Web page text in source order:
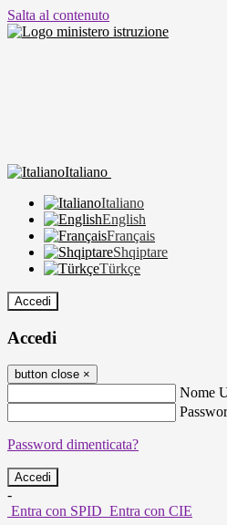
Salta al contenuto
Italiano
Italiano
English
Français
Shqiptare
Türkçe
Accedi
Accedi
button close ×
Nome
Password dimenticata?
-
Entra con SPID Entra con CIE